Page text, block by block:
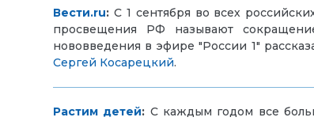
Вести.ru: С 1 сентября во всех
просвещения РФ называют
нововведения в эфире "России 1"
Сергей Косарецкий.
Растим детей: С каждым годом все